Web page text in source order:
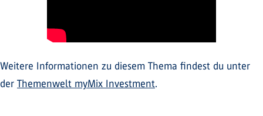
Weitere Informationen zu diesem Thema findest du unter
der Themenwelt myMix Investment.